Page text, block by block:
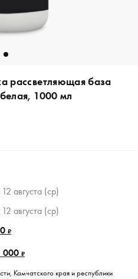
рассветляющая база
1000 мл
августа (ср)
августа (ср)
₽
000 ₽
Камчатского края и республики